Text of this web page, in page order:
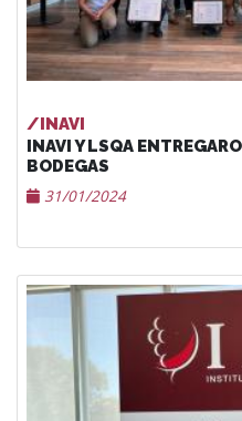
/INAVI
INAVI Y LSQA
BODEGAS
31/01/2024